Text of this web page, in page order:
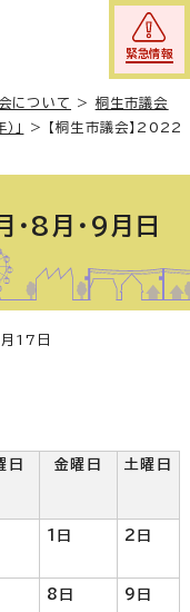
緊急情報
について > 桐生市議会
」 >
【桐生市議会】2022
8月・9月日
17日
日 金曜日 土曜日
1日 2日
8日 9日